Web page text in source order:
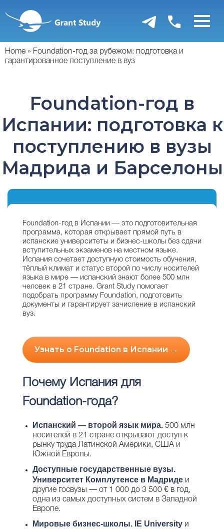
основному
содержанию
Home
Foundation-год за рубежом: подготовка и
гарантированное поступление в вуз
Foundation-год в
Испании: подготовка к
поступлению в вузы
Мадрида и Барселоны
Foundation-год в Испании — это подготовительная
программа, которая открывает прямой путь в
испанские университеты и бизнес-школы без сдачи
вступительных экзаменов на местном языке.
Испания сочетает доступную стоимость обучения,
тёплый климат и статус второй по числу носителей
языка в мире — испанский знают более 500 млн
человек в 21 стране. Grant Study помогает
подобрать программу Foundation, подготовить
документы и гарантирует зачисление в испанский
вуз.
Узнать о Foundation в Испании →
Почему Испания для
Foundation-года?
Испанский — второй язык мира. 500 млн
носителей в 21 стране открывают доступ к
рынку труда Латинской Америки, США и
Южной Европы.
Доступные государственные вузы.
Университет Комплутенсе в Мадриде и
другие госвузы — от 1 000 до 3 500 € в год,
одна из самых доступных систем в Западной
Европе.
Мировые бизнес-школы. IE University и